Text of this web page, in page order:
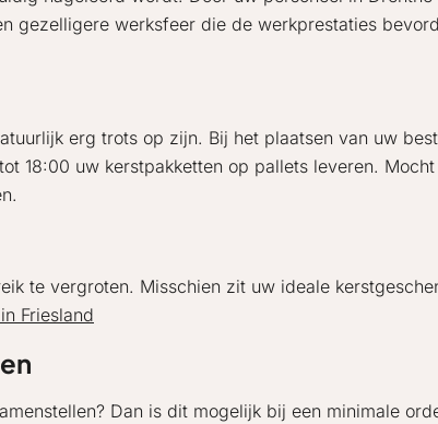
gezelligere werksfeer die de werkprestaties
erg trots op zijn. Bij het plaatsen van uw
18:00 uw kerstpakketten op pallets leveren.
te vergroten. Misschien zit uw ideale
Friesland
Dan is dit mogelijk bij een minimale